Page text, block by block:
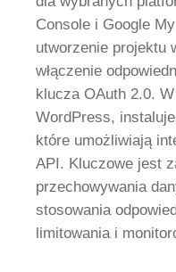
Console i Google
utworzenie projektu
włączenie
klucza OAuth 2.0.
WordPress,
które umożliwiają
API. Kluczowe jest
przechowywania
stosowania
limitowania i